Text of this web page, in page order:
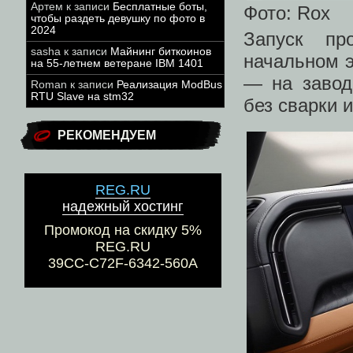
Артем к записи Бесплатные боты,
чтобы раздеть девушку по фото в
2024
sasha к записи Майнинг биткоинов
на 55-летнем ветеране IBM 1401
Roman к записи Реализация ModBus
RTU Slave на stm32
РЕКОМЕНДУЕМ
REG.RU
надежный хостинг
Промокод на скидку 5%
REG.RU
39CC-C72F-6342-560A
Фото: Rox
Запуск
начальном
— на завод
без сварки